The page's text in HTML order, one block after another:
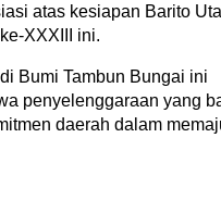
atas kesiapan Barito
ke-XXXIII ini.
Bumi Tambun Bungai ini
penyelenggaraan yang
daerah dalam